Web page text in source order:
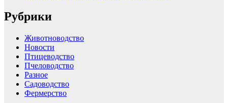
Рубрики
Животноводство
Новости
Птицеводство
Пчеловодство
Разное
Садоводство
Фермерство